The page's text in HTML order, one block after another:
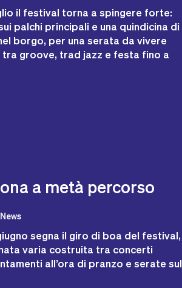
il festival torna a spingere forte:
palchi principali e una quindicina di
borgo, per una serata da vivere
tra groove, trad jazz e festa fino a
a metà percorso
segna il giro di boa del festival,
varia costruita tra concerti
all’ora di pranzo e serate sul